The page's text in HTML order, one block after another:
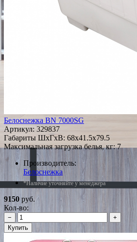
Белоснежка BN 7000SG
Артикул: 329837
Габариты ШxГxВ: 68x41.5x79.5
Максимальная загрузка белья, кг: 7
Производитель:
Белоснежка
*Наличие уточняйте у менеджера
9150 руб.
Кол-во:
−
+
Купить